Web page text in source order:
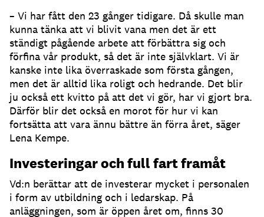
– Vi har fått den 23 gånger tidigare. Då skulle man
kunna tänka att vi blivit vana men det är ett
ständigt pågående arbete att förbättra sig och
förfina vår produkt, så det är inte självklart. Vi är
kanske inte lika överraskade som första gången,
men det är alltid lika roligt och hedrande. Det blir
ju också ett kvitto på att det vi gör, har vi gjort bra.
Därför blir det också en morot för hur vi kan
fortsätta att vara ännu bättre än förra året, säger
Lena Kempe.
Investeringar och full fart framåt
Vd:n berättar att de investerar mycket i personalen
i form av utbildning och i ledarskap. På
anläggningen, som är öppen året om, finns 30